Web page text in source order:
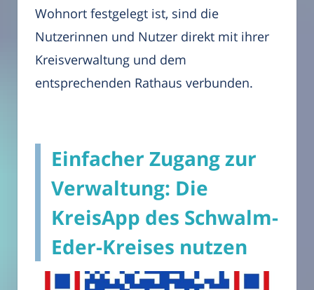
Wohnort festgelegt ist, sind die
Nutzerinnen und Nutzer direkt mit ihrer
Kreisverwaltung und dem
entsprechenden Rathaus verbunden.
Einfacher Zugang zur
Verwaltung: Die
KreisApp des Schwalm-
Eder-Kreises nutzen